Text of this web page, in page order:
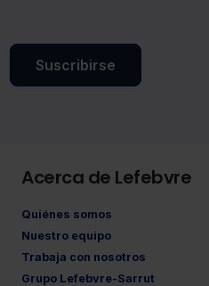
Suscribirse
Acerca de Lefebvre
Quiénes somos
Nuestro equipo
Trabaja con nosotros
Grupo Lefebvre-Sarrut